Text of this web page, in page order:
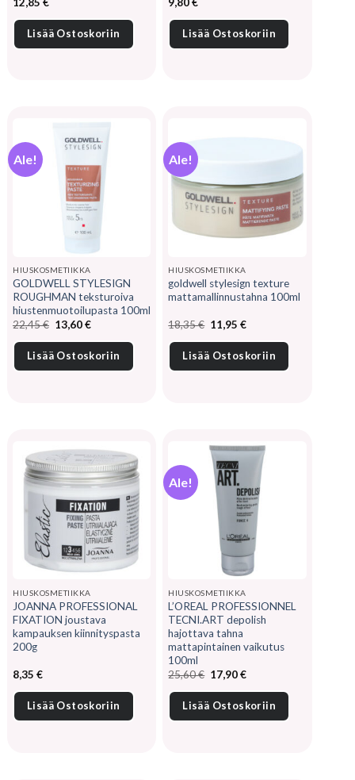
Lisää Ostoskoriin Lisää Ostoskoriin
Ale!
HIUSKOSMETIIKKA
GOLDWELL STYLESIGN
ROUGHMAN teksturoiva
hiustenmuotoilupasta 100ml
22,45€ Alkuperäinen
hinta
oli:
22,45 €.
13,60€Nykyinen
on:
13,60 €.
Lisää Ostoskoriin
Ale!
HIUSKOSMETIIKKA
goldwell stylesign texture
mattamallinnustahna 100ml
18,35€ Alkuperäinen
hinta
oli:
18,35 €.
11,95€Nykyinen
on:
11,95 €.
Lisää Ostoskoriin
HIUSKOSMETIIKKA
JOANNA PROFESSIONAL
FIXATION joustava
kampauksen kiinnityspasta
200g
8,35 €
Lisää Ostoskoriin
Ale!
HIUSKOSMETIIKKA
L’OREAL PROFESSIONNEL
TECNI.ART depolish
hajottava tahna
mattapintainen vaikutus
100ml
25,60€ Alkuperäinen
hinta
oli:
25,60 €.
17,90€Nykyinen
on:
17,90 €.
Lisää Ostoskoriin